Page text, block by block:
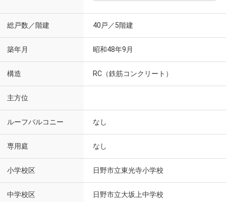
総戸数／階建 40戸／5階建
築年月 昭和48年9月
構造 RC（鉄筋コンクリート）
主方位
ルーフバルコニー なし
専用庭 なし
小学校区 日野市立東光寺小学校
中学校区 日野市立大坂上中学校